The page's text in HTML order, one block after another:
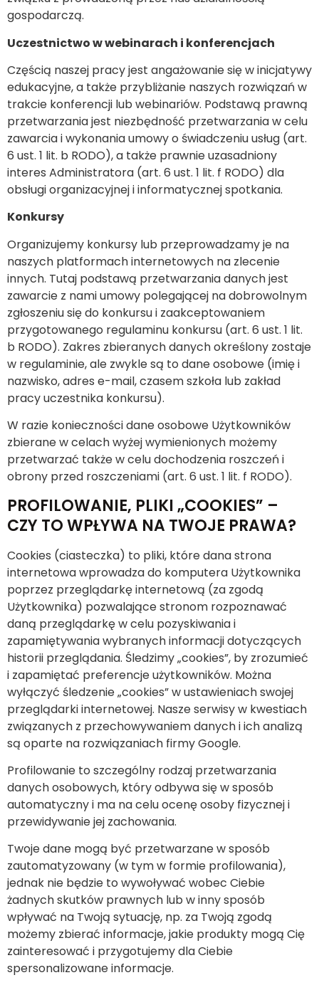
gospodarczą.
Uczestnictwo w webinarach i konferencjach
Częścią naszej pracy jest angażowanie się w inicjatywy
edukacyjne, a także przybliżanie naszych rozwiązań w
trakcie konferencji lub webinariów. Podstawą prawną
przetwarzania jest niezbędność przetwarzania w celu
zawarcia i wykonania umowy o świadczeniu usług (art.
6 ust. 1 lit. b RODO), a także prawnie uzasadniony
interes Administratora (art. 6 ust. 1 lit. f RODO) dla
obsługi organizacyjnej i informatycznej spotkania.
Konkursy
Organizujemy konkursy lub przeprowadzamy je na
naszych platformach internetowych na zlecenie
innych. Tutaj podstawą przetwarzania danych jest
zawarcie z nami umowy polegającej na dobrowolnym
zgłoszeniu się do konkursu i zaakceptowaniem
przygotowanego regulaminu konkursu (art. 6 ust. 1 lit.
b RODO). Zakres zbieranych danych określony zostaje
w regulaminie, ale zwykle są to dane osobowe (imię i
nazwisko, adres e-mail, czasem szkoła lub zakład
pracy uczestnika konkursu).
W razie konieczności dane osobowe Użytkowników
zbierane w celach wyżej wymienionych możemy
przetwarzać także w celu dochodzenia roszczeń i
obrony przed roszczeniami (art. 6 ust. 1 lit. f RODO).
PROFILOWANIE, PLIKI „COOKIES” –
CZY TO WPŁYWA NA TWOJE PRAWA?
Cookies (ciasteczka) to pliki, które dana strona
internetowa wprowadza do komputera Użytkownika
poprzez przeglądarkę internetową (za zgodą
Użytkownika) pozwalające stronom rozpoznawać
daną przeglądarkę w celu pozyskiwania i
zapamiętywania wybranych informacji dotyczących
historii przeglądania. Śledzimy „cookies”, by zrozumieć
i zapamiętać preferencje użytkowników. Można
wyłączyć śledzenie „cookies” w ustawieniach swojej
przeglądarki internetowej. Nasze serwisy w kwestiach
związanych z przechowywaniem danych i ich analizą
są oparte na rozwiązaniach firmy Google.
Profilowanie to szczególny rodzaj przetwarzania
danych osobowych, który odbywa się w sposób
automatyczny i ma na celu ocenę osoby fizycznej i
przewidywanie jej zachowania.
Twoje dane mogą być przetwarzane w sposób
zautomatyzowany (w tym w formie profilowania),
jednak nie będzie to wywoływać wobec Ciebie
żadnych skutków prawnych lub w inny sposób
wpływać na Twoją sytuację, np. za Twoją zgodą
możemy zbierać informacje, jakie produkty mogą Cię
zainteresować i przygotujemy dla Ciebie
spersonalizowane informacje.